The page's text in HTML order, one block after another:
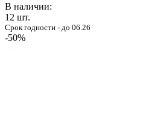
В наличии:
12 шт.
Срок годности - до 06.26
-50%